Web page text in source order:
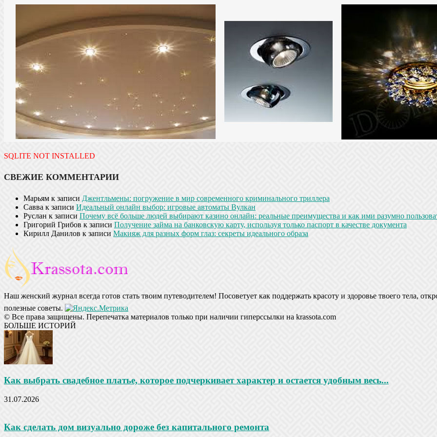
SQLITE NOT INSTALLED
СВЕЖИЕ КОММЕНТАРИИ
Марьям к записи Джентльмены: погружение в мир современного криминального триллера
Савва к записи Идеальный онлайн выбор: игровые автоматы Вулкан
Руслан к записи Почему всё больше людей выбирают казино онлайн: реальные преимущества и как ими разумно
Григорий Грибов к записи Получение займа на банковскую карту, используя только паспорт в качестве документа
Кирилл Данилов к записи Макияж для разных форм глаз: секреты идеального образа
Наш женский журнал всегда готов стать твоим путеводителем! Посоветует как поддержать красоту и здоровье твоего тела,
полезные советы.
© Все права защищены. Перепечатка материалов только при наличии гиперссылки на krassota.com
БОЛЬШЕ ИСТОРИЙ
Как выбрать свадебное платье, которое подчеркивает характер и остается удобным весь...
31.07.2026
Как сделать дом визуально дороже без капитального ремонта